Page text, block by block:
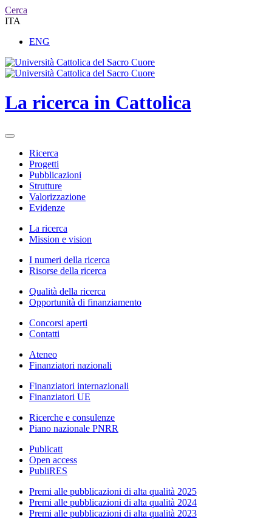
Cerca
ITA
ENG
La ricerca in Cattolica
Ricerca
Progetti
Pubblicazioni
Strutture
Valorizzazione
Evidenze
La ricerca
Mission e vision
I numeri della ricerca
Risorse della ricerca
Qualità della ricerca
Opportunità di finanziamento
Concorsi aperti
Contatti
Ateneo
Finanziatori nazionali
Finanziatori internazionali
Finanziatori UE
Ricerche e consulenze
Piano nazionale PNRR
Publicatt
Open access
PubliRES
Premi alle pubblicazioni di alta qualità 2025
Premi alle pubblicazioni di alta qualità 2024
Premi alle pubblicazioni di alta qualità 2023